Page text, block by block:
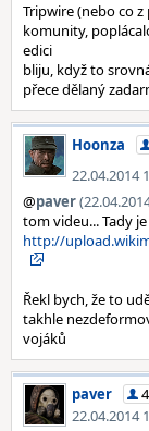
Tripwire (nebo co
komunity,
edici
bliju, když to
přece dělaný
Hoonza
22.04.2014
@paver
tom videu... Tady
http://
Řekl bych, že to
takhle
vojáků
paver
22.04.2014